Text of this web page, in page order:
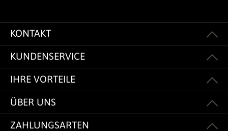
KONTAKT
KUNDENSERVICE
IHRE VORTEILE
ÜBER UNS
ZAHLUNGSARTEN